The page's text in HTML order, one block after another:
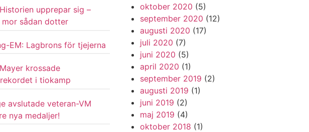
upprepar sig –
mor sådan dotter
EM: Lagbrons för tjejerna
krossade
i tiokamp
avslutade veteran-VM
nya medaljer!
oktober 2020 (5)
september 2020 (12)
augusti 2020 (17)
juli 2020 (7)
juni 2020 (5)
april 2020 (1)
september 2019 (2)
augusti 2019 (1)
juni 2019 (2)
maj 2019 (4)
oktober 2018 (1)